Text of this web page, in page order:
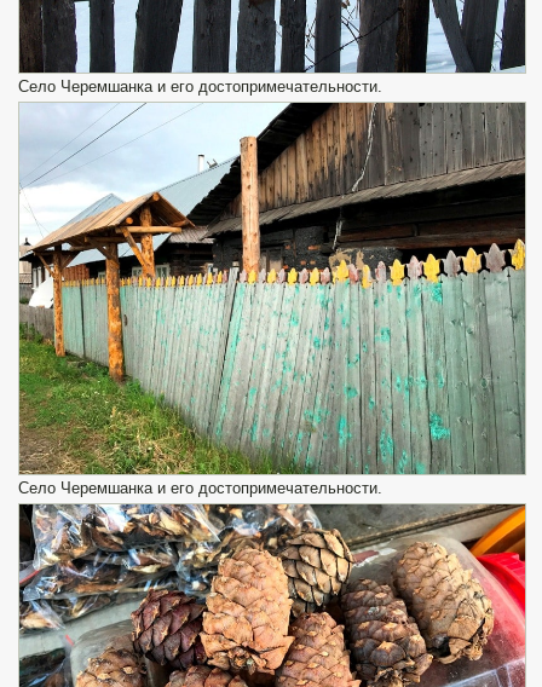
Село Черемшанка и его достопримечательности.
Село Черемшанка и его достопримечательности.